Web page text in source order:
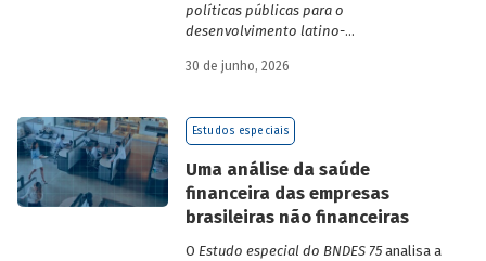
políticas públicas para o
desenvolvimento latino-
da Escola de Governo e Desenvolvimento
30 de junho, 2026
Estudos especiais
Uma análise da saúde
financeira das empresas
brasileiras não financeiras
O Estudo especial do BNDES 75analisa a